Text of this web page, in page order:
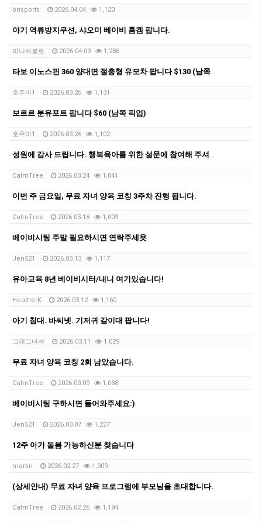
brisports 2026.04.04 1,120
아기 역류방지쿠션, 샤오미 베이비 홈켐 팝니다.
피니쉬블로 2026.04.03 1,286
타보 이노스핀 360 양대면 절충형 유모차 팝니다 $130 (남쪽 픽업)
호주미1 2026.03.26 1,131
보르르 분유포트 팝니다 $60 (남쪽 픽업)
호주미1 2026.03.26 1,102
성원에 감사 드립니다. 행복육아를 위한 설문에 참여해 주셔요.
CalmTree 2026.03.24 1,041
이번 주 금요일, 무료 자녀 양육 코칭 3주차 진행 됩니다.
CalmTree 2026.03.18 1,009
베이비시팅 주말 필요하시면 연락주세욧
Jen521 2026.03.13 1,117
유아교육 8년 베이비시터/내니 여기있습니다!
HeatherK 2026.03.12 1,160
아기 침대. 바씨넷. 기저귀 갈이대 팝니다!
그때그녀석 2026.03.11 1,029
무료 자녀 양육 코칭 2회 남았습니다.
CalmTree 2026.03.09 1,088
베이비시팅 구하시면 들어와주세요:)
Jen521 2026.03.07 1,227
12주 아가 돌봄 가능하신분 찾습니다
martin 2026.02.27 1,309
(상세안내) 무료 자녀 양육 프로그램에 부모님을 초대합니다.
CalmTree 2026.02.26 1,194